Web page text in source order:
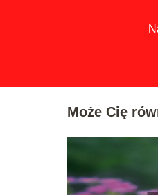
Może Cię